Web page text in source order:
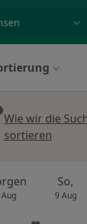
Wie wir die
sortieren
So,
9 Aug